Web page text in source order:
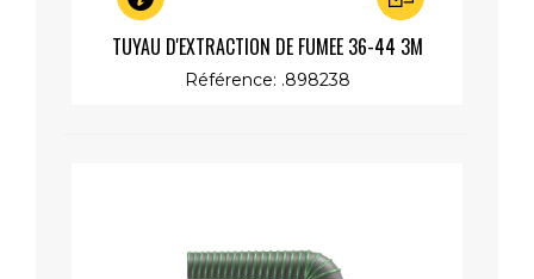
TUYAU D'EXTRACTION DE FUMEE 36-44 3M
Référence: .898238